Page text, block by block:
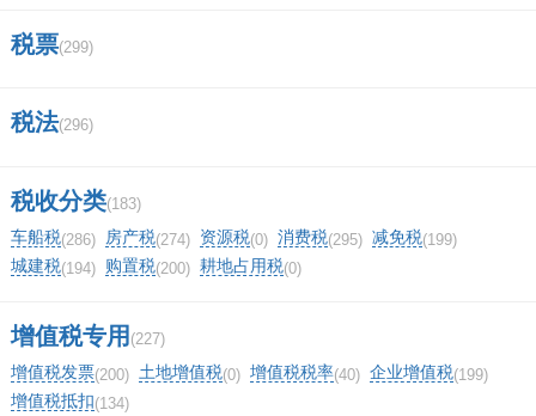
税票(299)
税法(296)
税收分类(183)
车船税(286) 房产税(274) 资源税(0) 消费税(295) 减免税(199)
城建税(194) 购置税(200) 耕地占用税(0)
增值税专用 (227)
增值税发票(200) 土地增值税(0) 增值税税率(40) 企业增值税(199)
增值税抵扣(134)